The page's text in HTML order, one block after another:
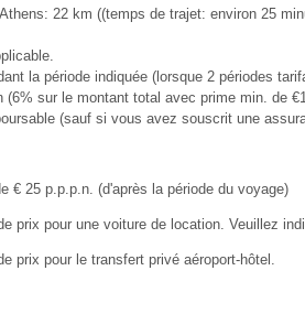
22 km ((temps de trajet: environ 25
la période indiquée (lorsque 2 périodes
(6% sur le montant total avec prime min. de
(sauf si vous avez souscrit une
€ 25 p.p.p.n. (d'après la période du voyage)
prix pour une voiture de location. Veuillez
prix pour le transfert privé aéroport-hôtel.